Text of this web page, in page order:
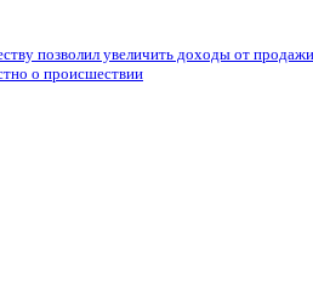
позволил увеличить доходы от
о происшествии